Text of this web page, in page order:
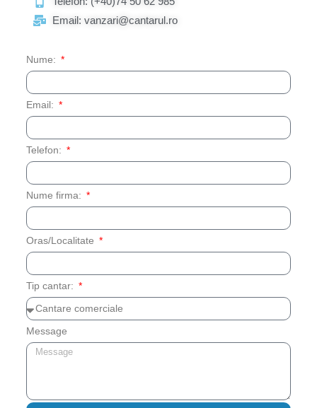
Email: vanzari@cantarul.ro
Nume:
Email:
Telefon:
Nume firma:
Oras/Localitate
Tip cantar:
Message